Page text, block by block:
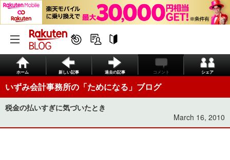
ホーム 新しい記事 過去の記事 コメント シェア
いずみ会計事務所の「ためになる」ブログ
税金の払いすぎに気づいたとき
March 16, 2010